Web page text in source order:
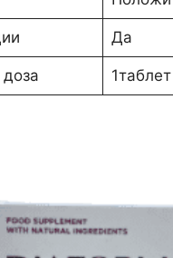
Да
1таблет